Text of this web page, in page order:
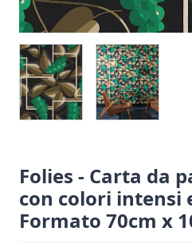
Folies - Carta da
con colori intensi
Formato 70cm x